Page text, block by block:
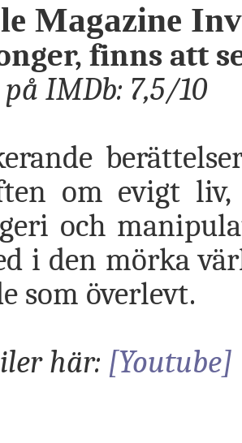
Magazine
finns att
IMDb: 7,5/10
om evigt
och
i den mörka
som överlevt.
här: [Youtube]